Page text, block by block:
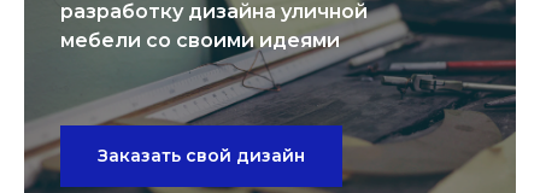
разработку дизайна уличной
мебели со своими идеями
Заказать свой дизайн